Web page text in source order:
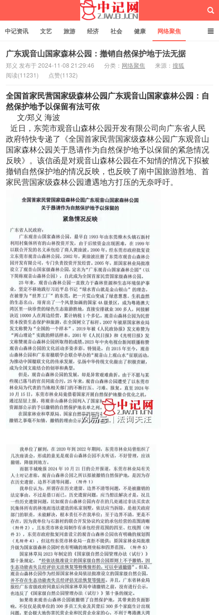
中记资讯 文艺 旅游 经济 社会 健康 网络聚焦
企业管理 网站建设 记者专栏 独立页面 服务 诚聘英才
广东观音山国家森林公园：撤销自然保护地于法无据
郑义 发布于 2024-11-08 21:29:46 分类： 网络聚焦 来源： 搜狐
阅读(11231)
点赞(1132)
全国首家民营国家级森林公园广东观音山国家森林公园：自
然保护地予以保留有法可依
文/郑义 海波
近日，东莞市观音山森林公园开发有限公司向广东省人民
政府特快专递了《全国首家民营国家级森林公园广东观音山
国家森林公园关于恳请作为自然保护地予以保留的紧急情况
反映》。该信函是对观音山森林公园在不知情的情况下拟被
撤销自然保护地的情况反映，也反映了南中国旅游胜地、首
家民营国家级森林公园遭遇地方打压的无奈呼吁。